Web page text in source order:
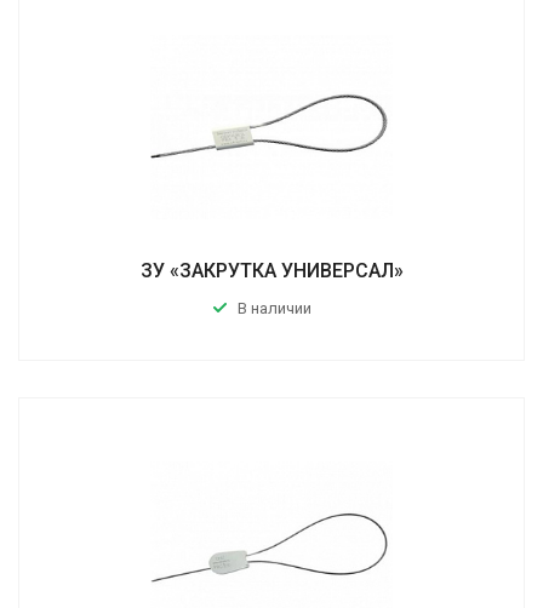
ЗУ «ЗАКРУТКА УНИВЕРСАЛ»
В наличии